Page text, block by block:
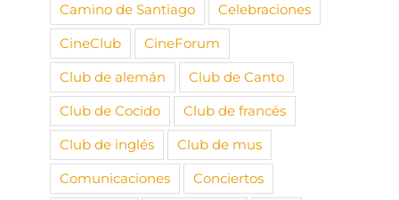
Camino de Santiago
Celebraciones
CineClub
CineForum
Club de alemán
Club de Canto
Club de Cocido
Club de francés
Club de inglés
Club de mus
Comunicaciones
Conciertos